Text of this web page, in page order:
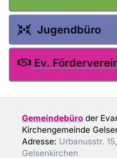
 Jugendbüro
 Ev.
Gemeindebüro der
Kirchengemeinde
Adresse: Urbanusstr.
Gelsenkirchen